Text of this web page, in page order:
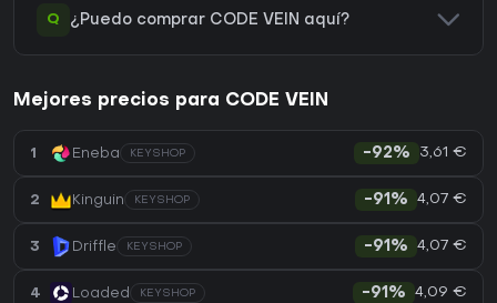
Q ¿Puedo comprar CODE VEIN aquí?
Mejores precios para CODE VEIN
1 Eneba KEYSHOP -92% 3,61 €
2 Kinguin KEYSHOP -91% 4,07 €
3 Driffle KEYSHOP -91% 4,07 €
4 Loaded KEYSHOP -91% 4,09 €